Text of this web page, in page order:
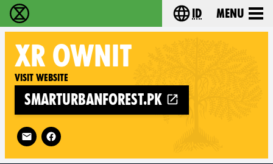
Extinction Rebellion (XR–Pemberontakan
Choose your
id Menu
XR OWNIT
Visit website
smarturbanforest.pk
Follow XR Ownit on